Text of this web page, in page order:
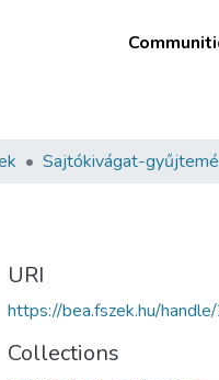
Sajtókivágat-
URI
https://bea.fszek.hu/
Collections